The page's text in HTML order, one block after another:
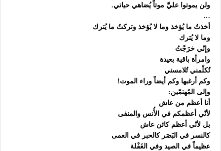
ولن يموتوا عليَّ موتاً يُضاهي حياتي.
…
أخذتُ ما يُؤخذ وما لا يُؤخذ وتركتُ ما يُترك
وما لا يُترك
وإنّي خرَجْتُ
وامرأة باقية بعيدة
تُكلّمني تُلامسني
وكم أرغبها وكم أيضاً وراء الموت!
وإلى المُهتمّين:
أنا أعظم من عاش
لأنّي أعظمكم في الأُنس والمنفى
بل لأنّي أعظم كائن عاش
كالنسر في البَصَر كالحبر في العمى
عظيماً في الصيد وفي الغَفْلة